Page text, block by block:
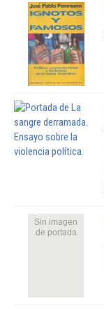
Sin imagen
de portada